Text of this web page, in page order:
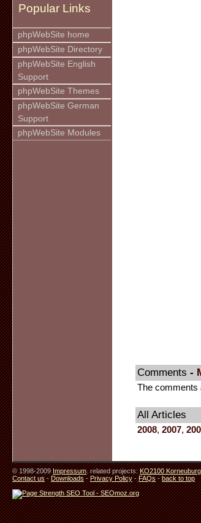
Popular Links
phpWebSite home
phpWebSite Directory
phpWebSite English
Support
phpWebSite Themes
phpWebSite German
Support
phpWebSite Modules
Comments -
The comments
All Articles
2008, 2007,
© 1998-2009Impressum. related projects:KO2100
Contact us-Downloads-Privacy Policy-FAQs-back to top